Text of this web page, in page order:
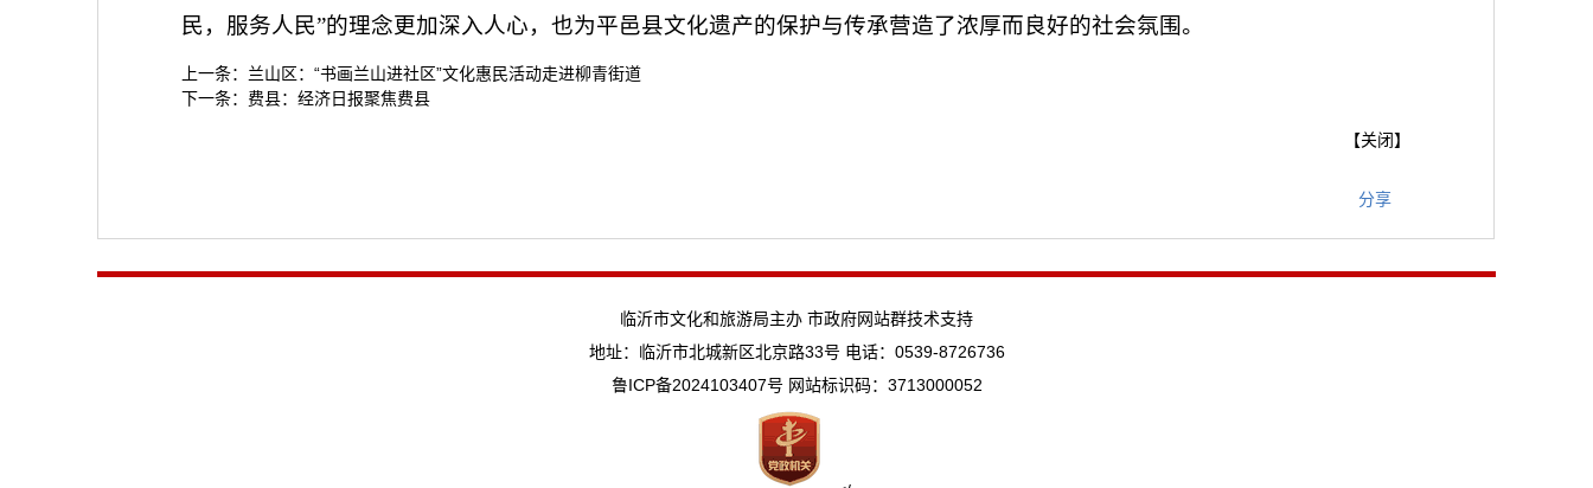
民，服务人民”的理念更加深入人心，也为平邑县文化遗产的保护与传承营造了浓厚而良好的社会氛围。
上一条： 兰山区：“书画兰山进社区”文化惠民活动走进柳青街道
下一条： 费县：经济日报聚焦费县
【关闭】
分享
临沂市文化和旅游局主办 市政府网站群技术支持
地址：临沂市北城新区北京路33号 电话：0539-8726736
鲁ICP备2024103407号 网站标识码：3713000052